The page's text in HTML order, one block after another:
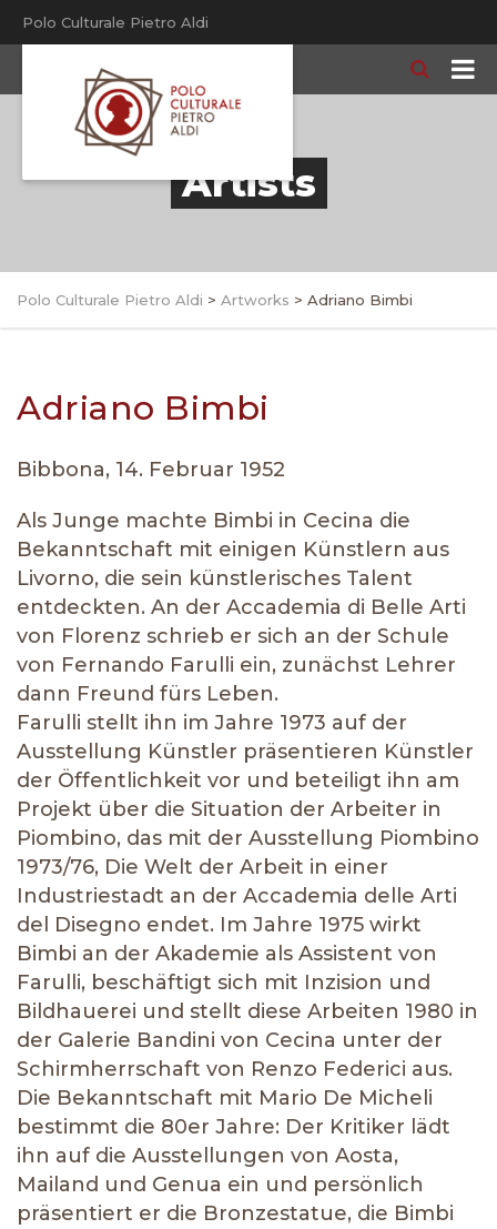
Polo Culturale Pietro Aldi
Artists
Polo Culturale Pietro Aldi > Artworks > Adriano Bimbi
Adriano Bimbi
Bibbona, 14. Februar 1952
Als Junge machte Bimbi in Cecina die
Bekanntschaft mit einigen Künstlern aus
Livorno, die sein künstlerisches Talent
entdeckten. An der Accademia di Belle Arti
von Florenz schrieb er sich an der Schule
von Fernando Farulli ein, zunächst Lehrer
dann Freund fürs Leben.
Farulli stellt ihn im Jahre 1973 auf der
Ausstellung Künstler präsentieren Künstler
der Öffentlichkeit vor und beteiligt ihn am
Projekt über die Situation der Arbeiter in
Piombino, das mit der Ausstellung Piombino
1973/76, Die Welt der Arbeit in einer
Industriestadt an der Accademia delle Arti
del Disegno endet. Im Jahre 1975 wirkt
Bimbi an der Akademie als Assistent von
Farulli, beschäftigt sich mit Inzision und
Bildhauerei und stellt diese Arbeiten 1980 in
der Galerie Bandini von Cecina unter der
Schirmherrschaft von Renzo Federici aus.
Die Bekanntschaft mit Mario De Micheli
bestimmt die 80er Jahre: Der Kritiker lädt
ihn auf die Ausstellungen von Aosta,
Mailand und Genua ein und persönlich
präsentiert er die Bronzestatue, die Bimbi